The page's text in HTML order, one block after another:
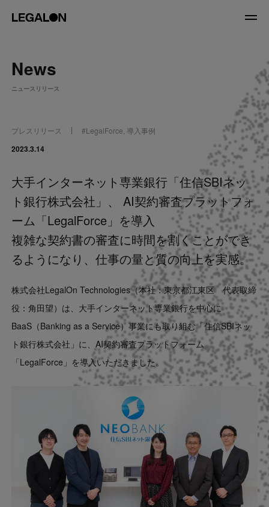
About
Service
News
Recruit
LegalOn Now
Contact
US website
News
ニュースリリース
プレスリリース #LegalForce 導入事例
2023.3.14
大手インターネット専業銀行「住信SBIネッ
ト銀行株式会社」、 AI契約審査プラットフォ
ーム「LegalForce」を導入
複雑な契約書の審査に時間を割くことができ
るようになり、仕事の量と質の向上を実感。
株式会社LegalOn Technologies（本社：東京都江東区 代表取締
役：角田望）は、大手インターネット専業銀行を中心に
BaaS（Banking as a Service）事業にも取り組む「住信SBIネッ
ト銀行株式会社」に、AI契約審査プラットフォーム
「LegalForce」を導入いただきました。